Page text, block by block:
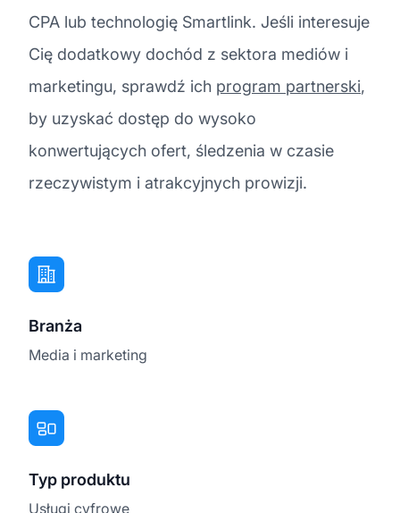
CPA lub technologię Smartlink. Jeśli interesuje
Cię dodatkowy dochód z sektora mediów i
marketingu, sprawdź ich program partnerski,
by uzyskać dostęp do wysoko
konwertujących ofert, śledzenia w czasie
rzeczywistym i atrakcyjnych prowizji.
Branża
Media i marketing
Typ produktu
Usługi cyfrowe